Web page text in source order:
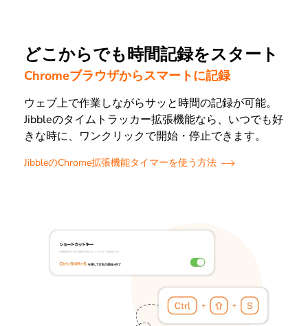
どこからでも時間記録をスタート
Chromeブラウザからスマートに記録
ウェブ上で作業しながらサッと時間の記録が可能。
Jibbleのタイムトラッカー拡張機能なら、いつでも好
きな時に、ワンクリックで開始・停止できます。
JibbleのChrome拡張機能タイマーを使う方法